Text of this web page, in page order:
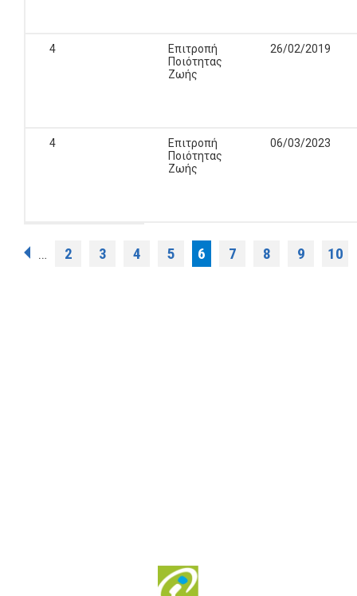
4
Επιτροπή
Ποιότητας
Ζωής
26/02/2019
4
Επιτροπή
Ποιότητας
Ζωής
06/03/2023
Σελίδες
… 2 3 4 5 6 7 8 9 10